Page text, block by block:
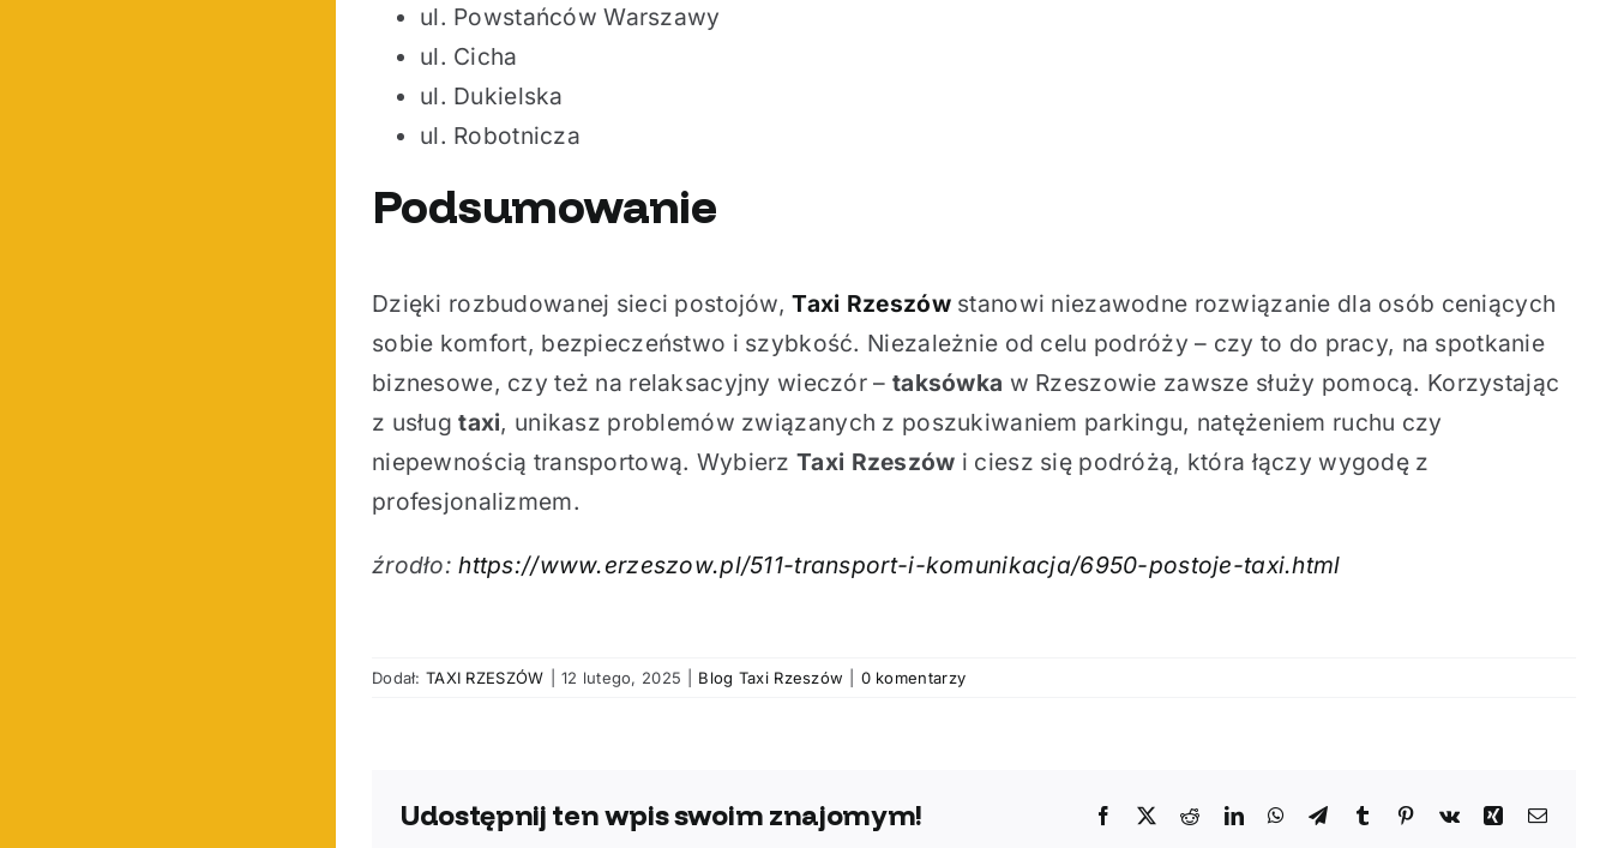
ul. Powstańców Warszawy
ul. Cicha
ul. Dukielska
ul. Robotnicza
Podsumowanie
Dzięki rozbudowanej sieci postojów,Taxi Rzeszówstanowi niezawodne rozwiązanie dla osób ceniących
sobie komfort, bezpieczeństwo i szybkość. Niezależnie od celu podróży – czy to do pracy, na spotkanie
biznesowe, czy też na relaksacyjny wieczór – taksówka w Rzeszowie zawsze służy pomocą. Korzystając
z usługtaxi, unikasz problemów związanych z poszukiwaniem parkingu, natężeniem ruchu czy
niepewnością transportową. WybierzTaxi Rzeszów i ciesz się podróżą, która łączy wygodę z
profesjonalizmem.
źrodło:https://www.erzeszow.pl/511-transport-i-komunikacja/6950-postoje-taxi.html
Dodał:TAXI RZESZÓW 12 lutego, 2025 Blog Taxi Rzeszów 0 komentarzy
Udostępnij ten wpis swoim znajomym! Facebook RedditLinkedInWhatsApp
TelegramTumblr Pinterest
Vk XingEmail